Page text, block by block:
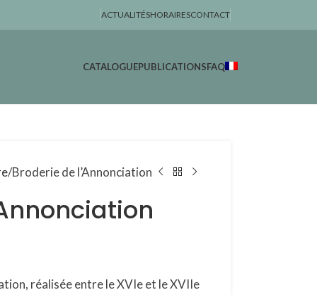
ACTUALITÉSHORAIRESCONTACT
CATALOGUEPUBLICATIONSFAQ
Broderie de l’Annonciation
réalisée entre le XVIe et le XVIIe